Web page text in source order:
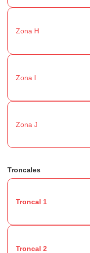
Zona H
Zona I
Zona J
Troncales
Troncal 1
Troncal 2